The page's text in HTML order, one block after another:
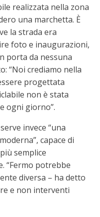
realizzata nella zona
una marchetta. È
la strada era
foto e inaugurazioni,
porta da nessuna
“Noi crediamo nella
progettata
non è stata
ogni giorno”.
invece “una
capace di
semplice
“Fermo potrebbe
diversa – ha detto
e non interventi